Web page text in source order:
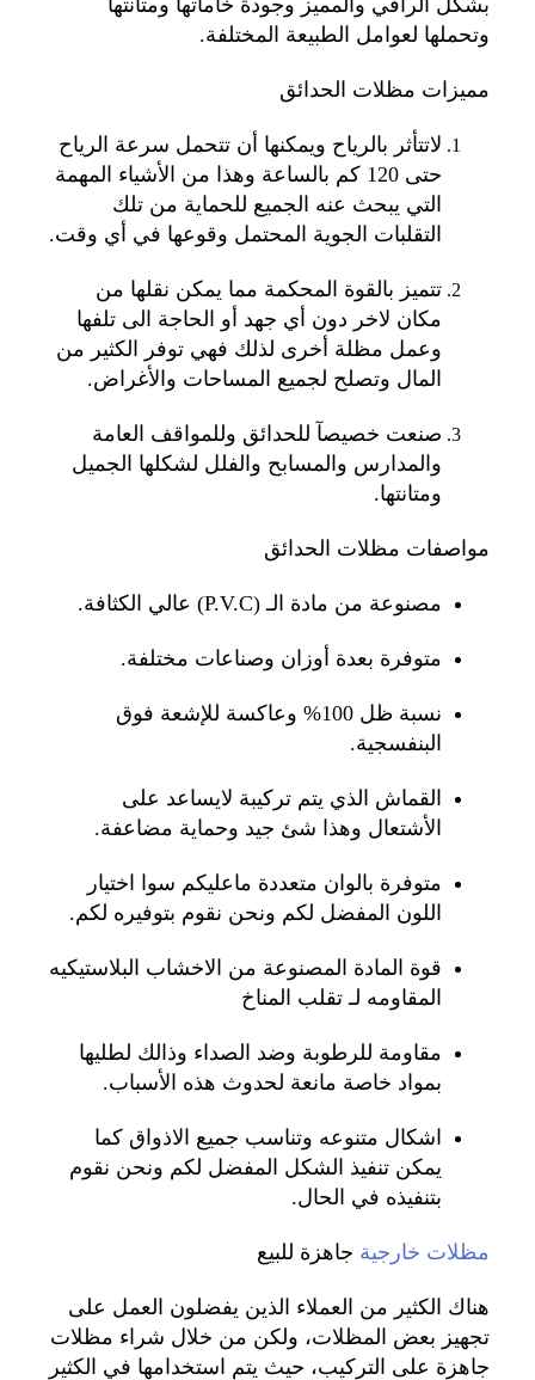
وتحملها لعوامل الطبيعة المختلفة.
مميزات مظلات الحدائق
لاتتأثر بالرياح ويمكنها أن تتحمل سرعة الرياح
حتى 120 كم بالساعة وهذا من الأشياء المهمة
التي يبحث عنه الجميع للحماية من تلك
التقلبات الجوية المحتمل وقوعها في أي وقت.
تتميز بالقوة المحكمة مما يمكن نقلها من
مكان لاخر دون أي جهد أو الحاجة الى تلفها
وعمل مظلة أخرى لذلك فهي توفر الكثير من
المال وتصلح لجميع المساحات والأغراض.
صنعت خصيصآ للحدائق وللمواقف العامة
والمدارس والمسابح والفلل لشكلها الجميل
ومتانتها.
مواصفات مظلات الحدائق
مصنوعة من مادة الـ (P.V.C) عالي الكثافة.
متوفرة بعدة أوزان وصناعات مختلفة.
نسبة ظل 100% وعاكسة للإشعة فوق
البنفسجية.
القماش الذي يتم تركيبة لايساعد على
الأشتعال وهذا شئ جيد وحماية مضاعفة.
متوفرة بالوان متعددة ماعليكم سوا اختيار
اللون المفضل لكم ونحن نقوم بتوفيره لكم.
قوة المادة المصنوعة من الاخشاب البلاستيكيه
المقاومه لـ تقلب المناخ
مقاومة للرطوبة وضد الصداء وذالك لطليها
بمواد خاصة مانعة لحدوث هذه الأسباب.
اشكال متنوعه وتناسب جميع الاذواق كما
يمكن تنفيذ الشكل المفضل لكم ونحن نقوم
بتنفيذه في الحال.
مظلات خارجية جاهزة للبيع
هناك الكثير من العملاء الذين يفضلون العمل على
تجهيز بعض المظلات، ولكن من خلال شراء مظلات
جاهزة على التركيب، حيث يتم استخدامها في الكثير